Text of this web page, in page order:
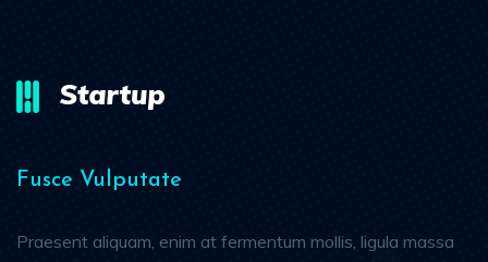
Fusce Vulputate
Praesent aliquam, enim at fermentum mollis, ligula massa